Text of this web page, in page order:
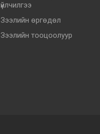
үйлчилгээ
Зээлийн өргөдөл
Зээлийн тооцоолуур